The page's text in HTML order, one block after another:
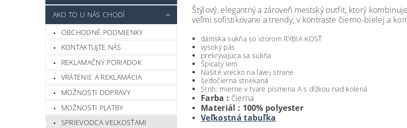
AKO TO U NÁS CHODÍ
OBCHODNÉ PODMIENKY
KONTAKTUJTE NÁS
REKLAMAČNÝ PORIADOK
VRÁTENIE A REKLAMÁCIA
MOŽNOSTI DOPRAVY
MOŽNOSTI PLATBY
SPRIEVODCA VEĽKOSŤAMI
Štýlový, elegantný a zároveň mestský outfit, ktorý
veľmi sofistikovane a trendy, v kontraste čierno-bielej a
dámska sukňa so vzorom RYBIA KOSŤ
vysoký pás
prekrývajúca sa sukňa
Špicatý lem
Našité vrecko na ľavej strane
šedočierna striekaná
Strih: mierne v tvare písmena A s dĺžkou nad kolená
Farba : čierna
Materiál : 100% polyester
Veľkostná tabuľka